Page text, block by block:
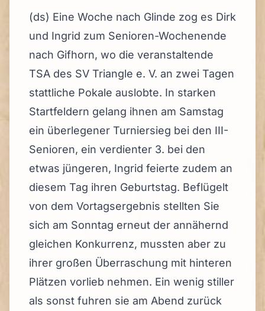
(ds) Eine Woche nach Glinde zog es Dirk
und Ingrid zum Senioren-Wochenende
nach Gifhorn, wo die veranstaltende
TSA des SV Triangle e. V. an zwei Tagen
stattliche Pokale auslobte. In starken
Startfeldern gelang ihnen am Samstag
ein überlegener Turniersieg bei den III-
Senioren, ein verdienter 3. bei den
etwas jüngeren, Ingrid feierte zudem an
diesem Tag ihren Geburtstag. Beflügelt
von dem Vortagsergebnis stellten Sie
sich am Sonntag erneut der annähernd
gleichen Konkurrenz, mussten aber zu
ihrer großen Überraschung mit hinteren
Plätzen vorlieb nehmen. Ein wenig stiller
als sonst fuhren sie am Abend zurück